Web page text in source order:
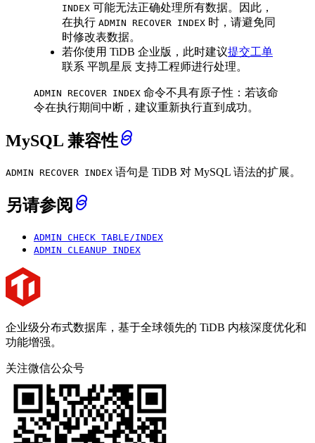
INDEX 可能无法正确处理所有数据。因此，
在执行 ADMIN RECOVER INDEX 时，请避免同
时修改表数据。
若你使用 TiDB 企业版，此时建议提交工单
联系 平凯星辰 支持工程师进行处理。
ADMIN RECOVER INDEX 命令不具有原子性：若该命
令在执行期间中断，建议重新执行直到成功。
MySQL 兼容性
ADMIN RECOVER INDEX 语句是 TiDB 对 MySQL 语法的扩展。
另请参阅
ADMIN CHECK TABLE/INDEX
ADMIN CLEANUP INDEX
企业级分布式数据库，基于全球领先的 TiDB 内核深度优化和
功能增强。
关注微信公众号